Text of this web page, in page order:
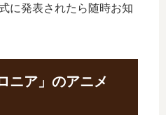
に発表されたら随時お知
ニア」のアニメ